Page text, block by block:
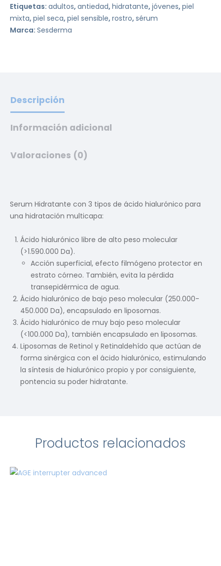
Etiquetas: adultos, antiedad, hidratante, jóvenes, piel
mixta, piel seca, piel sensible, rostro, sérum
Marca: Sesderma
Descripción
Información adicional
Valoraciones (0)
Serum Hidratante con 3 tipos de ácido hialurónico para
una hidratación multicapa:
Ácido hialurónico libre de alto peso molecular
(>1.590.000 Da).
Acción superficial, efecto filmógeno protector en
estrato córneo. También, evita la pérdida
transepidérmica de agua.
Ácido hialurónico de bajo peso molecular (250.000-
450.000 Da), encapsulado en liposomas.
Ácido hialurónico de muy bajo peso molecular
(<100.000 Da), también encapsulado en liposomas.
Liposomas de Retinol y Retinaldehído que actúan de
forma sinérgica con el ácido hialurónico, estimulando
la síntesis de hialurónico propio y por consiguiente,
pontencia su poder hidratante.
Productos relacionados